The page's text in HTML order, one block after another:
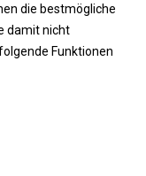
die bestmögliche
damit nicht
Funktionen